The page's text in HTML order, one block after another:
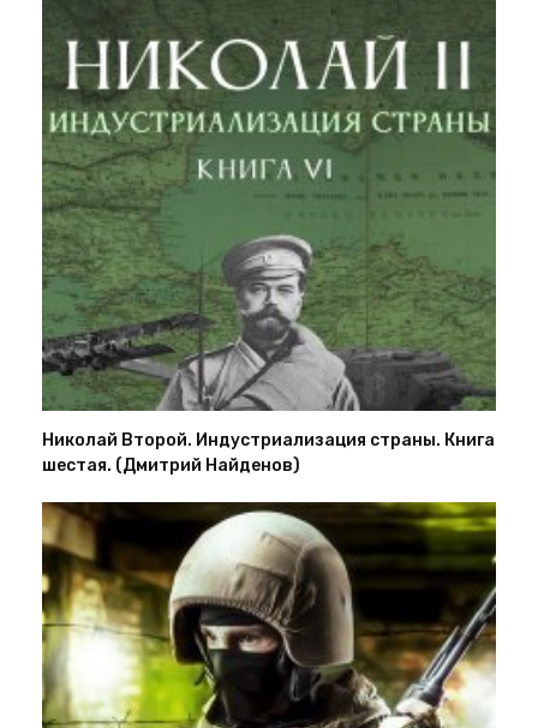
Николай Второй. Индустриализация страны. Книга
шестая. (Дмитрий Найденов)